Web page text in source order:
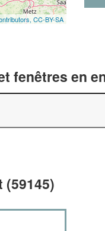
CC-BY-SA
fenêtres en